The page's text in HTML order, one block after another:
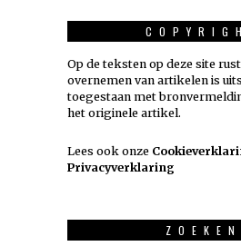
Op de teksten op deze site
overnemen van artikelen is
toegestaan met
het originele artikel.
Lees ook onze
Privacyverklaring
ZOEKEN